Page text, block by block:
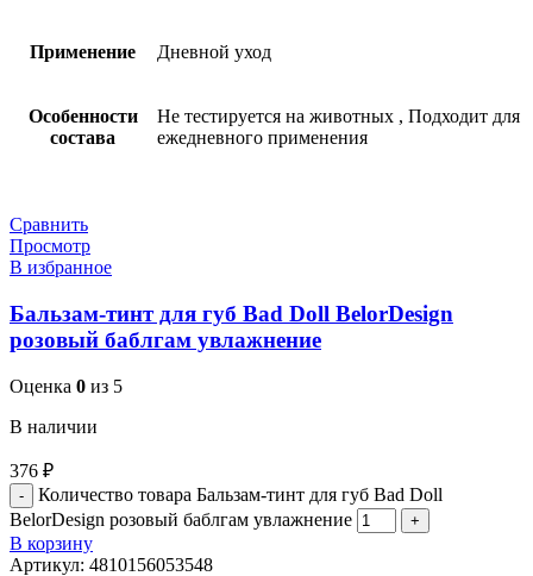
Применение Дневной уход
Особенности
состава
Не тестируется на животных , Подходит для
ежедневного применения
Сравнить
Просмотр
В избранное
Бальзам-тинт для губ Bad Doll BelorDesign
розовый баблгам увлажнение
Оценка 0 из 5
В наличии
376 ₽
Количество товара Бальзам-тинт для губ Bad Doll
BelorDesign розовый баблгам увлажнение
В корзину
Артикул: 4810156053548